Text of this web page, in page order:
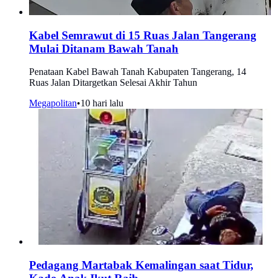
Kabel Semrawut di 15 Ruas Jalan Tangerang
Mulai Ditanam Bawah Tanah
Penataan Kabel Bawah Tanah Kabupaten Tangerang, 14
Ruas Jalan Ditargetkan Selesai Akhir Tahun
Megapolitan•10 hari lalu
Pedagang Martabak Kemalingan saat Tidur,